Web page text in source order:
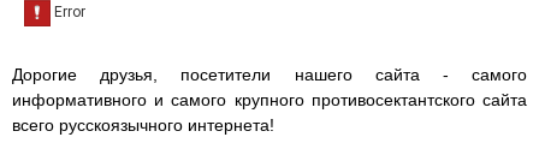
Дорогие друзья, посетители нашего сайта - самого
информативного и самого крупного противосектантского сайта
всего русскоязычного интернета!